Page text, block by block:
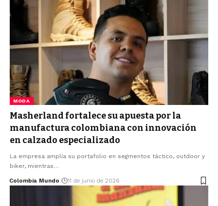
MODA
Masherland fortalece su apuesta por la
manufactura colombiana con innovación
en calzado especializado
La empresa amplía su portafolio en segmentos táctico, outdoor y
biker, mientras…
Colombia Mundo 11 de junio de 2026